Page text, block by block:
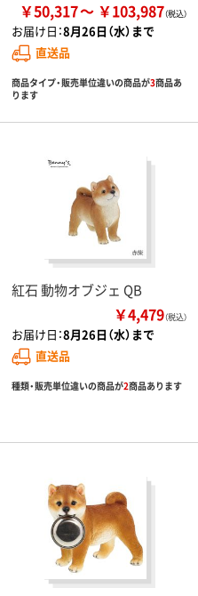
￥50,317 ￥103,987
お届け日：8月26日（水）まで
直送品
商品タイプ・販売単位違いの商品が3商品あ
ります
紅石 動物オブジェ QB
￥4,479（税込）
お届け日：8月26日（水）まで
直送品
種類・販売単位違いの商品が2商品あります